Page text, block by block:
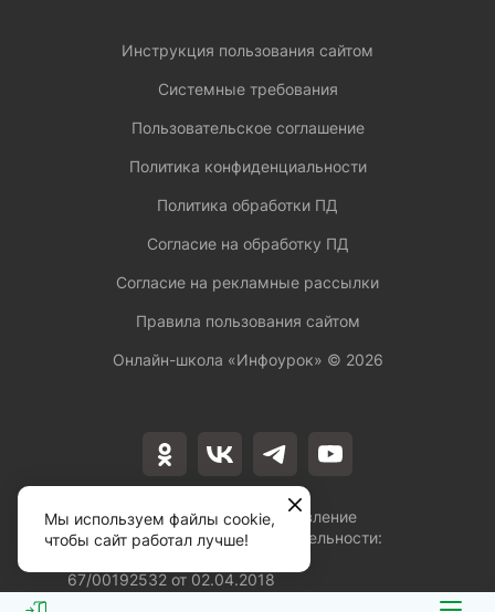
Лицензия на осуществление
образовательной деятельности:
67/00192532 от 02.04.2018
Инструкция пользования сайтом
Системные требования
Пользовательское соглашение
Политика конфиденциальности
Политика обработки ПД
Согласие на обработку ПД
Согласие на рекламные рассылки
Правила пользования сайтом
Онлайн-школа «Инфоурок» © 2026
Мы используем файлы cookie,
чтобы сайт работал лучше!